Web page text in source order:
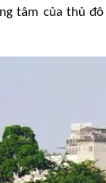
tâm của thủ